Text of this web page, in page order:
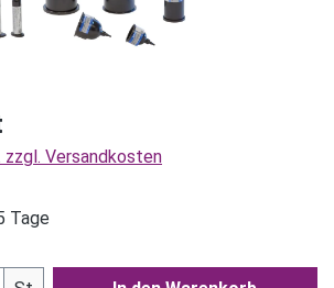
Versandkosten
Tage